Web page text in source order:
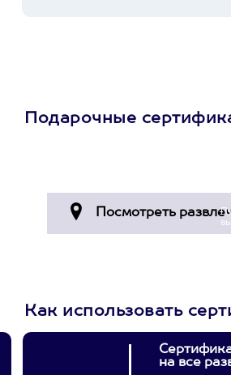
Подарочные
Как использовать
на все